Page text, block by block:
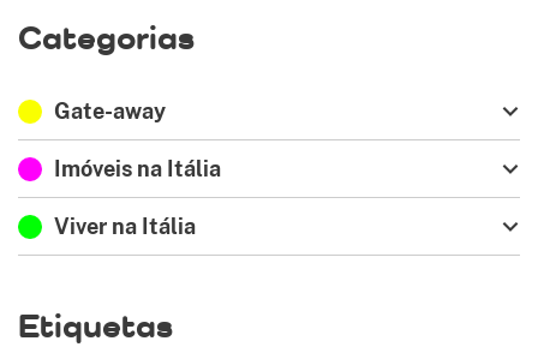
Categorias
Gate-away
Imóveis na Itália
Viver na Itália
Etiquetas